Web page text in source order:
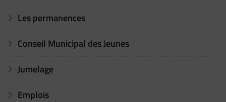
Les permanences
Conseil Municipal des Jeunes
Jumelage
Emplois